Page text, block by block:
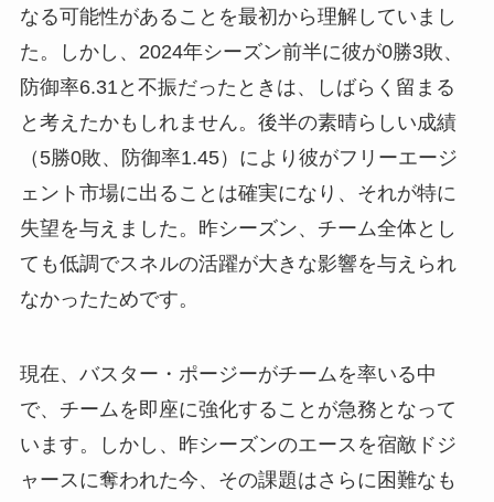
なる可能性があることを最初から理解していまし
た。しかし、2024年シーズン前半に彼が0勝3敗、
防御率6.31と不振だったときは、しばらく留まる
と考えたかもしれません。後半の素晴らしい成績
（5勝0敗、防御率1.45）により彼がフリーエージ
ェント市場に出ることは確実になり、それが特に
失望を与えました。昨シーズン、チーム全体とし
ても低調でスネルの活躍が大きな影響を与えられ
なかったためです。
現在、バスター・ポージーがチームを率いる中
で、チームを即座に強化することが急務となって
います。しかし、昨シーズンのエースを宿敵ドジ
ャースに奪われた今、その課題はさらに困難なも